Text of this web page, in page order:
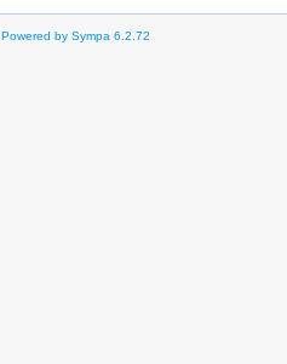
Powered by Sympa 6.2.72